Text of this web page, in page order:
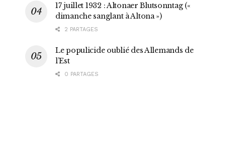
17 juillet 1932 : Altonaer Blutsonntag («
dimanche sanglant à Altona »)
2 PARTAGES
Le populicide oublié des Allemands de
l’Est
0 PARTAGES